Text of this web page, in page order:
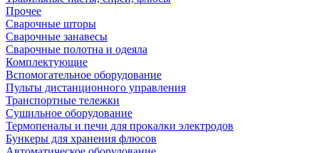
Прочее
Сварочные шторы
Сварочные занавесы
Сварочные полотна и одеяла
Комплектующие
Вспомогательное оборудование
Пульты дистанционного управления
Транспортные тележки
Сушильное оборудование
Термопеналы и печи для прокалки электродов
Бункеры для хранения флюсов